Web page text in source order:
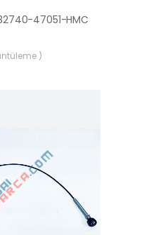
32740-47051-HMC
)